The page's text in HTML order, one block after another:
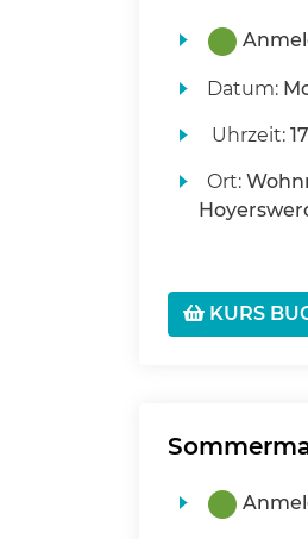
Datum:
Uhrzeit:
Ort:
KURS